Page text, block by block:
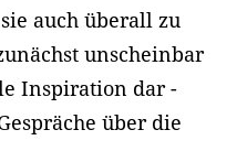
auch überall zu
unscheinbar
Inspiration dar -
über die